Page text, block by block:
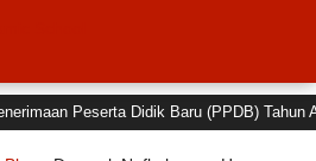
Peserta Didik Baru (PPDB) Tahun